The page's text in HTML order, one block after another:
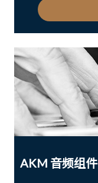
AKM 音频组件